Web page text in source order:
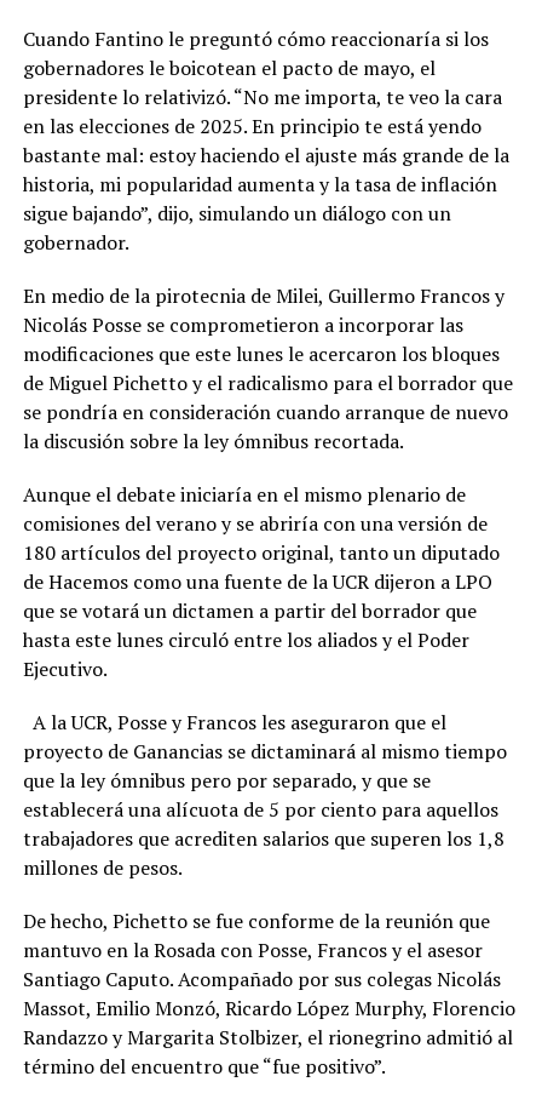
Cuando Fantino le preguntó cómo reaccionaría si los
gobernadores le boicotean el pacto de mayo, el
presidente lo relativizó. “No me importa, te veo la cara
en las elecciones de 2025. En principio te está yendo
bastante mal: estoy haciendo el ajuste más grande de la
historia, mi popularidad aumenta y la tasa de inflación
sigue bajando”, dijo, simulando un diálogo con un
gobernador.
En medio de la pirotecnia de Milei, Guillermo Francos y
Nicolás Posse se comprometieron a incorporar las
modificaciones que este lunes le acercaron los bloques
de Miguel Pichetto y el radicalismo para el borrador que
se pondría en consideración cuando arranque de nuevo
la discusión sobre la ley ómnibus recortada.
Aunque el debate iniciaría en el mismo plenario de
comisiones del verano y se abriría con una versión de
180 artículos del proyecto original, tanto un diputado
de Hacemos como una fuente de la UCR dijeron a LPO
que se votará un dictamen a partir del borrador que
hasta este lunes circuló entre los aliados y el Poder
Ejecutivo.
A la UCR, Posse y Francos les aseguraron que el
proyecto de Ganancias se dictaminará al mismo tiempo
que la ley ómnibus pero por separado, y que se
establecerá una alícuota de 5 por ciento para aquellos
trabajadores que acrediten salarios que superen los 1,8
millones de pesos.
De hecho, Pichetto se fue conforme de la reunión que
mantuvo en la Rosada con Posse, Francos y el asesor
Santiago Caputo. Acompañado por sus colegas Nicolás
Massot, Emilio Monzó, Ricardo López Murphy, Florencio
Randazzo y Margarita Stolbizer, el rionegrino admitió al
término del encuentro que “fue positivo”.